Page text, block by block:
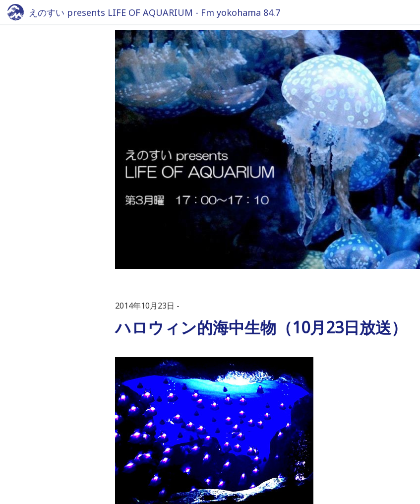
えのすい presents LIFE OF AQUARIUM - Fm yokohama 84.7
2014年10月23日
ハロウィン的海中生物（10月23日放送）